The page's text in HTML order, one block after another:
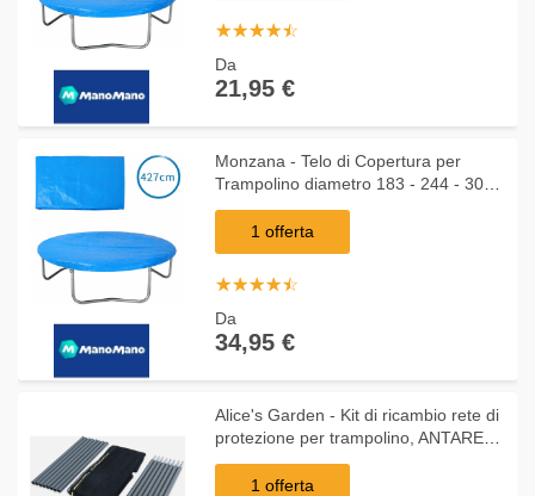
☆☆☆☆☆
★★★★★
Da
21,95 €
Monzana - Telo di Copertura per
Trampolino diametro 183 - 244 - 305 -
366 - 427cm 426cm - Blu
1 offerta
☆☆☆☆☆
★★★★★
Da
34,95 €
Alice's Garden - Kit di ricambio rete di
protezione per trampolino, ANTARES
OUTER, per tappeto modello Saturne
Ø370cm1 offerta